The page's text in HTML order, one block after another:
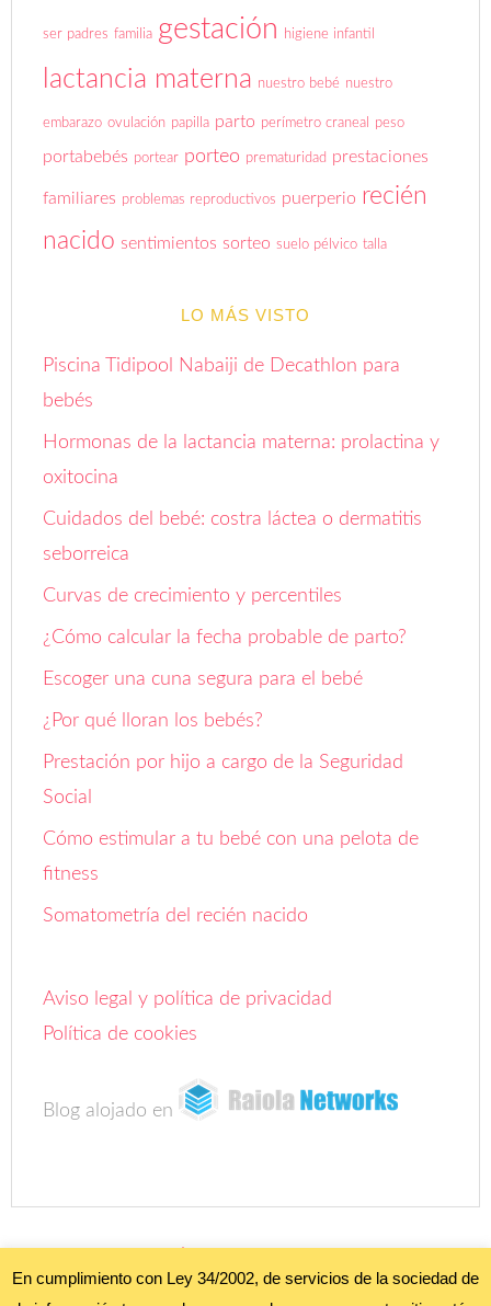
ser padres familia gestación higiene infantil
lactancia materna nuestro bebé nuestro
embarazo ovulación papilla parto perímetro craneal peso
portabebés portear porteo prematuridad prestaciones
familiares problemas reproductivos puerperio recién
nacido sentimientos sorteo suelo pélvico talla
LO MÁS VISTO
Piscina Tidipool Nabaiji de Decathlon para
bebés
Hormonas de la lactancia materna: prolactina y
oxitocina
Cuidados del bebé: costra láctea o dermatitis
seborreica
Curvas de crecimiento y percentiles
¿Cómo calcular la fecha probable de parto?
Escoger una cuna segura para el bebé
¿Por qué lloran los bebés?
Prestación por hijo a cargo de la Seguridad
Social
Cómo estimular a tu bebé con una pelota de
fitness
Somatometría del recién nacido
Aviso legal y política de privacidad
Política de cookies
Blog alojado en
POLÍTICA DE PRIVACIDAD"; POLÍTICA DE COOKIES •
En cumplimiento con Ley 34/2002, de servicios de la sociedad de